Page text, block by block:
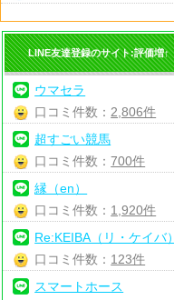
LINE友達登録のサイト:評価増↑
ウマセラ
口コミ件数： 2,806件
超すごい競馬
口コミ件数：700件
縁（en）
口コミ件数： 1,920件
Re:KEIBA（リ・ケイバ）
口コミ件数： 123件
スマートホース